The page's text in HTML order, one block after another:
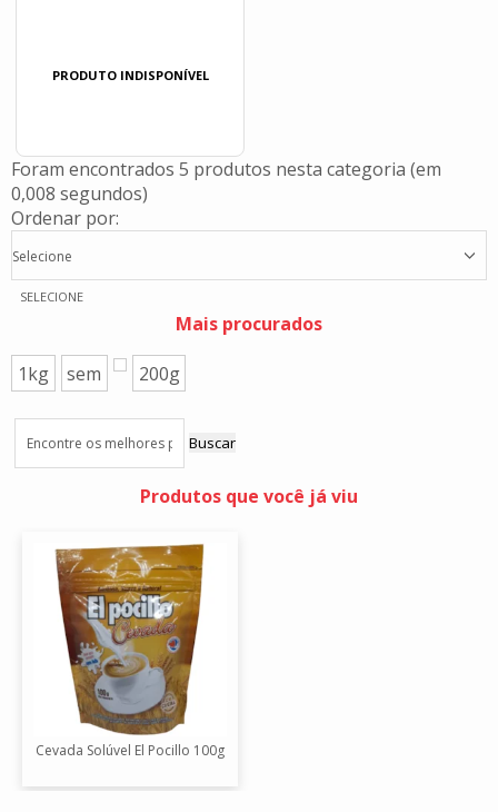
PRODUTO INDISPONÍVEL
Foram encontrados 5 produtos nesta categoria (em
0,008 segundos)
Ordenar por:
Selecione
SELECIONE
Mais procurados
1kg sem 200g
Buscar
Produtos que você já viu
Cevada Solúvel El Pocillo 100g